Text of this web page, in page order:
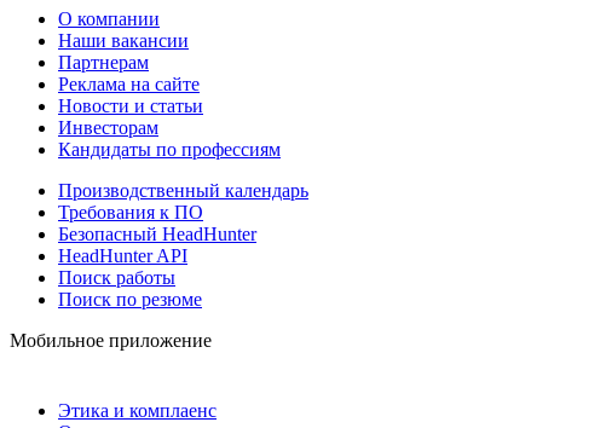
О компании
Наши вакансии
Партнерам
Реклама на сайте
Новости и статьи
Инвесторам
Кандидаты по профессиям
Производственный календарь
Требования к ПО
Безопасный HeadHunter
HeadHunter API
Поиск работы
Поиск по резюме
Мобильное приложение
Этика и комплаенс